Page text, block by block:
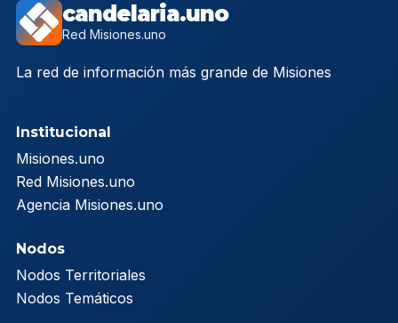
candelaria.uno
Red Misiones.uno
La red de información más grande de Misiones
Institucional
Misiones.uno
Red Misiones.uno
Agencia Misiones.uno
Nodos
Nodos Territoriales
Nodos Temáticos